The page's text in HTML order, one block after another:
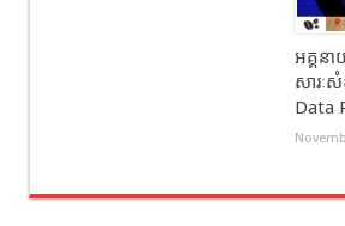
អគ្គនា
សារៈសំ
Data